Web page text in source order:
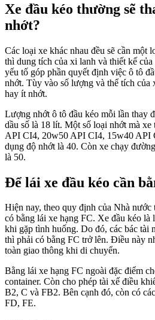
Xe đầu kéo thường sẽ
nhớt?
Các loại xe khác nhau đều sẽ cần một
thì dung tích của xi lanh và thiết kế
yếu tố góp phần quyết định việc ô tô
nhớt. Tùy vào số lượng và thể tích của
hay ít nhớt.
Lượng nhớt ô tô đầu kéo mỗi lần thay
dầu số là 18 lít. Một số loại nhớt mà
API CI4, 20w50 API CI4, 15w40 API
dụng độ nhớt là 40. Còn xe chạy
là 50.
Để lái xe đầu kéo cần
Hiện nay, theo quy định của Nhà
có bằng lái xe hạng FC. Xe đầu kéo
khi gặp tình huống. Do đó, các bác tài
thì phải có bằng FC trở lên. Điều này
toàn giao thông khi di chuyển.
Bằng lái xe hạng FC ngoài đặc điểm
container. Còn cho phép tài xế điều
B2, C và FB2. Bên cạnh đó, còn có
FD, FE.